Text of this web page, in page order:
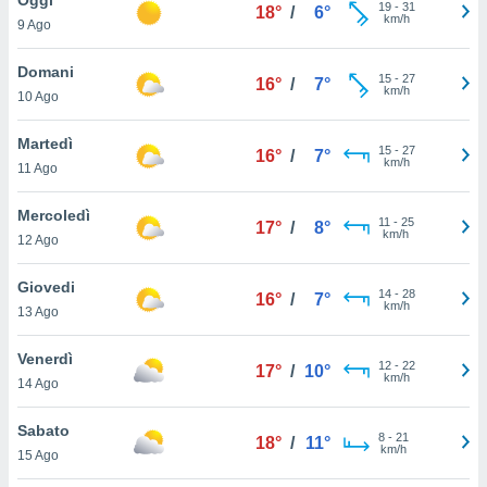
è
al sito
di
ci
di
il
un
la
nella
9 Ago
18° / 6° 19- 31
km/h
Domani
10 Ago
16° / 7° 15- 27
km/h
Martedì
11 Ago
16° / 7° 15- 27
km/h
Mercoledì
12 Ago
17° / 8° 11 - 25
km/h
Giovedi
13 Ago
16° / 7° 14- 28
km/h
Venerdì
14 Ago
17° / 10° 12- 22
km/h
Sabato
15 Ago
18° / 11° 8- 21
km/h